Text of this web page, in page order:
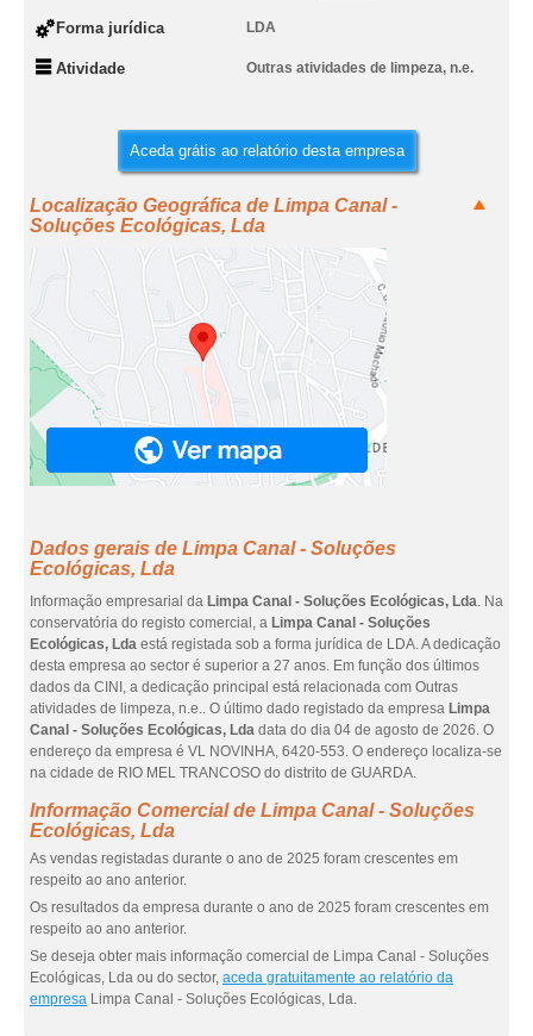
Forma jurídica LDA
Atividade Outras atividades de limpeza, n.e.
Aceda grátis ao relatório desta empresa
Localização Geográfica de Limpa Canal -
Soluções Ecológicas, Lda
Dados gerais de Limpa Canal - Soluções
Ecológicas, Lda
Informação empresarial da Limpa Canal - Soluções Ecológicas, Lda. Na
conservatória do registo comercial, a Limpa Canal - Soluções
Ecológicas, Lda está registada sob a forma jurídica de LDA. A dedicação
desta empresa ao sector é superior a 27 anos. Em função dos últimos
dados da CINI, a dedicação principal está relacionada com Outras
atividades de limpeza, n.e.. O último dado registado da empresa Limpa
Canal - Soluções Ecológicas, Lda data do dia 04 de agosto de 2026. O
endereço da empresa é VL NOVINHA, 6420-553. O endereço localiza-se
na cidade de RIO MEL TRANCOSO do distrito de GUARDA.
Informação Comercial de Limpa Canal - Soluções
Ecológicas, Lda
As vendas registadas durante o ano de 2025 foram crescentes em
respeito ao ano anterior.
Os resultados da empresa durante o ano de 2025 foram crescentes em
respeito ao ano anterior.
Se deseja obter mais informação comercial de Limpa Canal - Soluções
Ecológicas, Lda ou do sector, aceda gratuitamente ao relatório da
empresa Limpa Canal - Soluções Ecológicas, Lda.